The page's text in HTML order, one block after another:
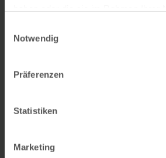
Notwendig
Präferenzen
Statistiken
Marketing